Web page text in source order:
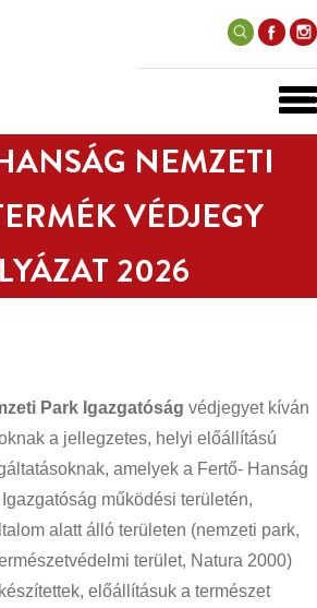
NEMZETI
VÉDJEGY
2026
Park Igazgatóság védjegyet kíván
a jellegzetes, helyi előállítású
amelyek a Fertő- Hanság
működési területén,
alatt álló területen (nemzeti park,
terület, Natura 2000)
előállításuk a természet